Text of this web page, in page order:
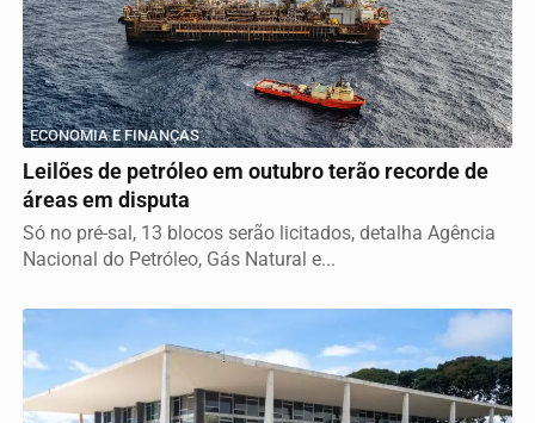
ECONOMIA E FINANÇAS
Leilões de petróleo em outubro terão recorde de
áreas em disputa
Só no pré-sal, 13 blocos serão licitados, detalha Agência
Nacional do Petróleo, Gás Natural e...